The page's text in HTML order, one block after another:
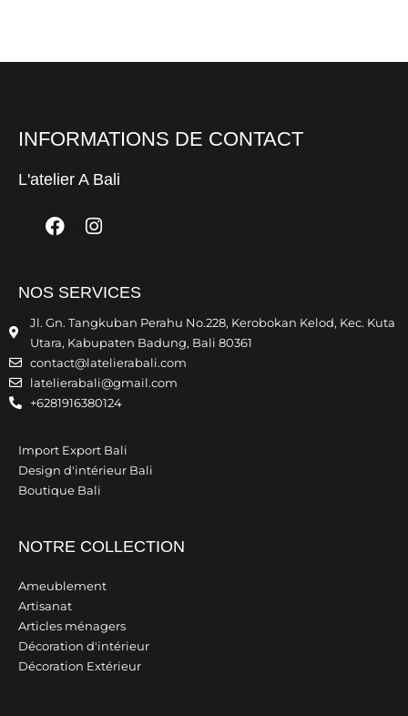
INFORMATIONS DE CONTACT
L'atelier A Bali
Facebook
Instagram
NOS SERVICES
Jl. Gn. Tangkuban Perahu No.228, Kerobokan Kelod, Kec. Kuta
Utara, Kabupaten Badung, Bali 80361
contact@latelierabali.com
latelierabali@gmail.com
+6281916380124
Import Export Bali
Design d'intérieur Bali
Boutique Bali
NOTRE COLLECTION
Ameublement
Artisanat
Articles ménagers
Décoration d'intérieur
Décoration Extérieur